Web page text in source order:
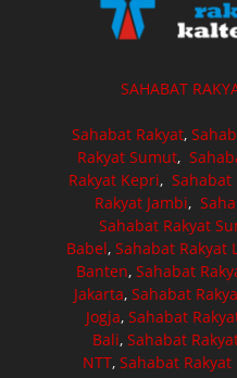
SAHABAT
Sahabat Rakyat,
Rakyat Sumut,
Rakyat Kepri,Sahabat
Rakyat Jambi,
Sahabat Rakyat
Babel,Sahabat Rakyat
Banten,Sahabat
Jakarta, Sahabat
Jogja, Sahabat
Bali,Sahabat
NTT,Sahabat